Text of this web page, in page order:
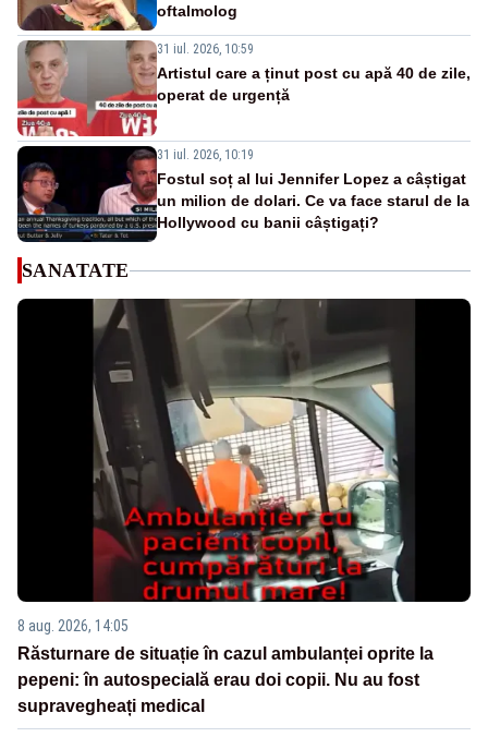
oftalmolog
31 iul. 2026, 10:59
Artistul care a ținut post cu apă 40 de zile,
operat de urgență
31 iul. 2026, 10:19
Fostul soț al lui Jennifer Lopez a câștigat
un milion de dolari. Ce va face starul de la
Hollywood cu banii câștigați?
SANATATE
8 aug. 2026, 14:05
Răsturnare de situație în cazul ambulanței oprite la
pepeni: în autospecială erau doi copii. Nu au fost
supravegheați medical